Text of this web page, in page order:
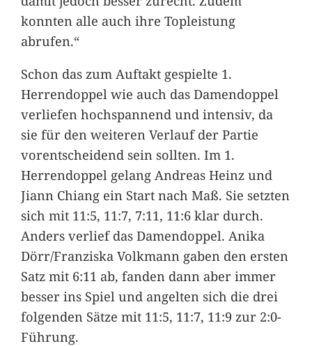
konnten alle auch ihre Topleistung
abrufen.“
Schon das zum Auftakt gespielte 1.
Herrendoppel wie auch das Damendoppel
verliefen hochspannend und intensiv, da
sie für den weiteren Verlauf der Partie
vorentscheidend sein sollten. Im 1.
Herrendoppel gelang Andreas Heinz und
Jiann Chiang ein Start nach Maß. Sie setzten
sich mit 11:5, 11:7, 7:11, 11:6 klar durch.
Anders verlief das Damendoppel. Anika
Dörr/Franziska Volkmann gaben den ersten
Satz mit 6:11 ab, fanden dann aber immer
besser ins Spiel und angelten sich die drei
folgenden Sätze mit 11:5, 11:7, 11:9 zur 2:0-
Führung.